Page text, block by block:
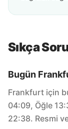
Sıkça
Bugün
Frankfurt için
04:09, Öğle
22:38. Resmi